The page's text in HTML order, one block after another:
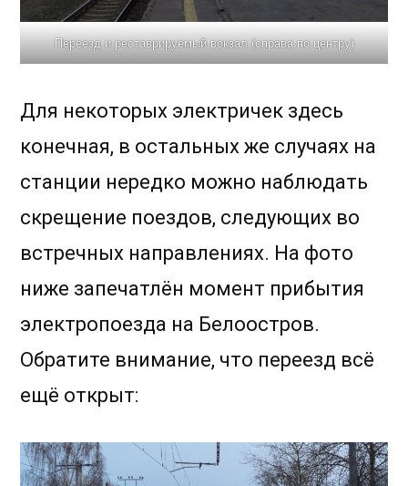
Переезд и реставрируемый вокзал (справа по центру)
Для некоторых электричек здесь
конечная, в остальных же случаях на
станции нередко можно наблюдать
скрещение поездов, следующих во
встречных направлениях. На фото
ниже запечатлён момент прибытия
электропоезда на Белоостров.
Обратите внимание, что переезд всё
ещё открыт: